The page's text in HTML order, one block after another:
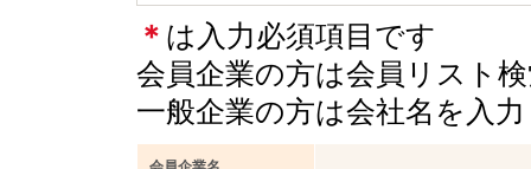
＊ は入力必須項目です
会員企業の方は会員リスト
一般企業の方は会社名を入